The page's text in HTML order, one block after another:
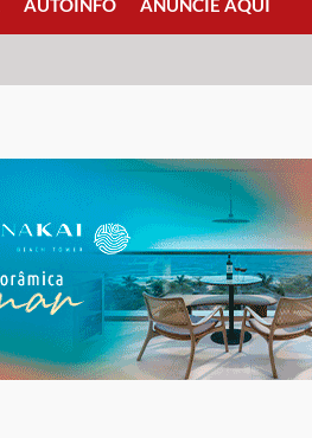
AUTOINFO ANUNCIE AQUI